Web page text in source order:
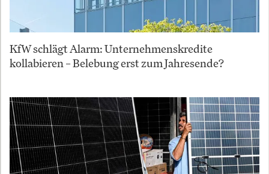
KfW schlägt Alarm: Unternehmenskredite
kollabieren – Belebung erst zum Jahresende?